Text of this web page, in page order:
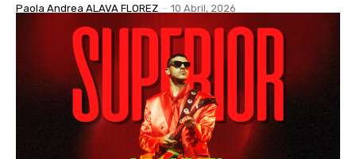
Paola Andrea ALAVA FLOREZ - 10 Abril, 2026